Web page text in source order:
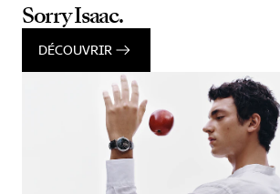
Sorry Isaac.
DÉCOUVRIR